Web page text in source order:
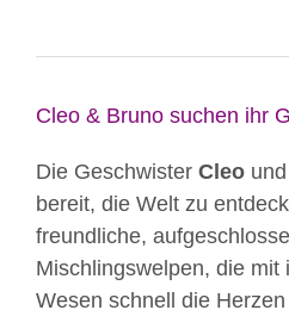
Cleo & Bruno suchen ihr
Die Geschwister Cleo und
bereit, die Welt zu
freundliche,
Mischlingswelpen, die mit
Wesen schnell die